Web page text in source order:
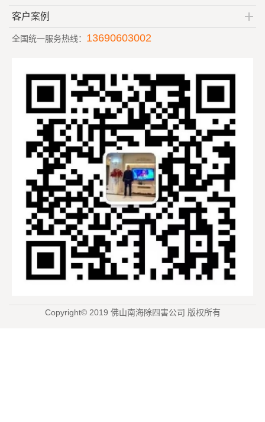
客户案例
全国统一服务热线： 13690603002
Copyright© 2019 佛山南海除四害公司 版权所有